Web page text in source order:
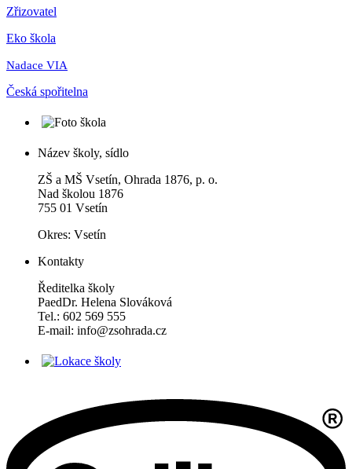
Zřizovatel
Eko škola
Nadace VIA
Česká spořitelna
Název školy, sídlo
ZŠ a MŠ Vsetín, Ohrada 1876, p. o.
Nad školou 1876
755 01 Vsetín
Okres: Vsetín
Kontakty
Ředitelka školy
PaedDr. Helena Slováková
Tel.: 602 569 555
E-mail: info@zsohrada.cz